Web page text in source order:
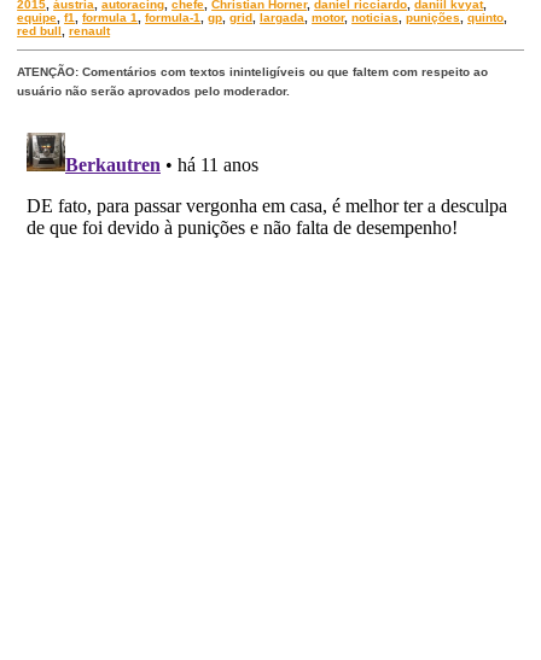
2015,áustria,autoracing,chefe,Christian Horner,daniel ricciardo,daniil kvyat,
equipe,f1,formula 1,formula-1,gp,grid,largada,motor,noticias,punições,quinto,
red bull,renault
ATENÇÃO: Comentários com textos ininteligíveis ou que faltem com respeito ao
usuário não serão aprovados pelo moderador.